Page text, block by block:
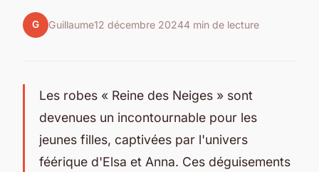
G Guillaume12 décembre 20244 min de lecture
Les robes « Reine des Neiges » sont
devenues un incontournable pour les
jeunes filles, captivées par l'univers
féérique d'Elsa et Anna. Ces déguisements